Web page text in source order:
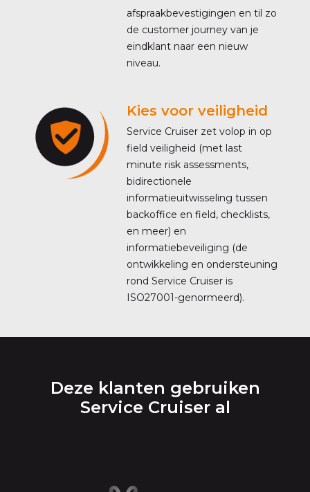
afspraakbevestigingen en til zo
de customer journey van je
eindklant naar een nieuw
niveau.
Kies voor veiligheid
Service Cruiser zet volop in op
field veiligheid (met last
minute risk assessments,
bidirectionele
informatieuitwisseling tussen
backoffice en field, checklists,
en meer) en
informatiebeveiliging (de
ontwikkeling en ondersteuning
rond Service Cruiser is
ISO27001-genormeerd).
Deze klanten gebruiken
Service Cruiser al